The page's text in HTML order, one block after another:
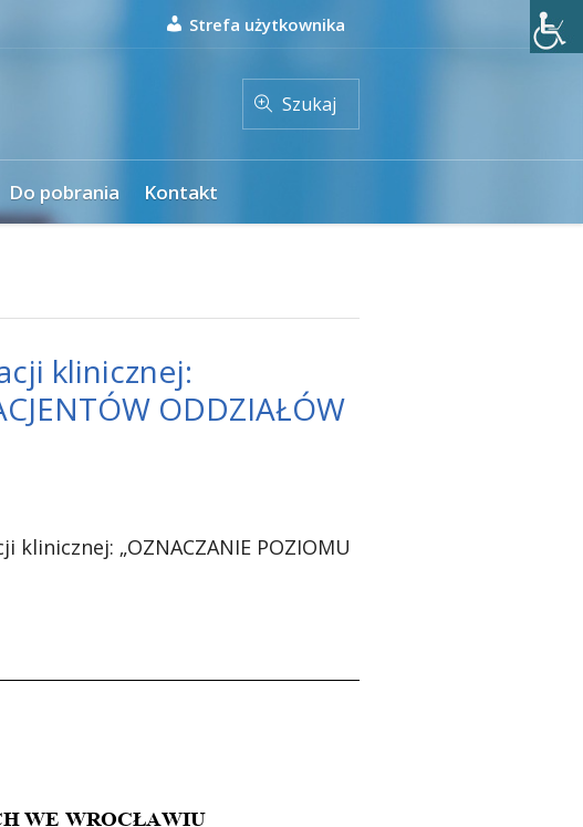
Strefa użytkownika
Szukaj
Do pobrania Kontakt
klinicznej:
ODDZIAŁÓW
klinicznej: „OZNACZANIE POZIOMU